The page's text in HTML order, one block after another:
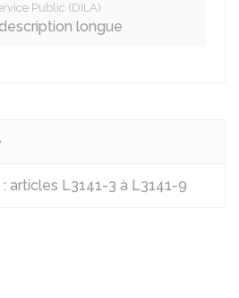
Public (DILA)
longue
articles L3141-3 à L3141-9